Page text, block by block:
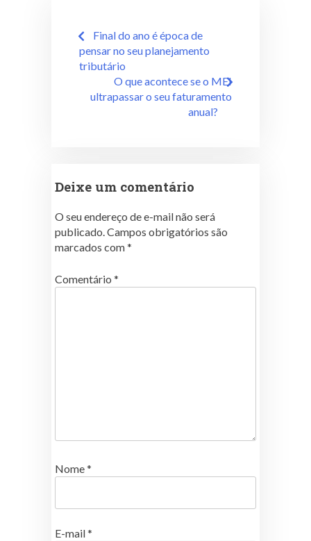
Final do ano é época de
pensar no seu planejamento
tributário
O que acontece se o MEI
ultrapassar o seu faturamento
anual?
Deixe um comentário
O seu endereço de e-mail não será
publicado.Campos obrigatórios são
marcados com*
Comentário *
Nome*
E-mail*